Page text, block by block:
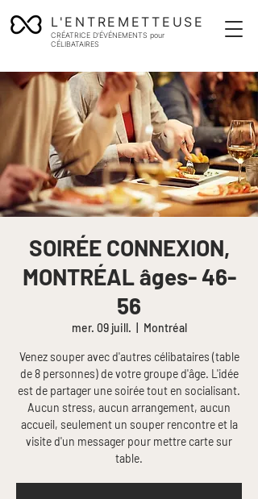
L'ENTREMETTEUSE
CRÉATRICE D'ÉVÉNEMENTS pour
CÉLIBATAIRES
SOIRÉE CONNEXION,
MONTRÉAL âges- 46-
56
mer. 09 juill. Montréal
Venez souper avec d'autres célibataires (table
de 8 personnes) de votre groupe d'âge. L'idée
est de partager une soirée tout en socialisant.
Aucun stress, aucun arrangement, aucun
accueil, seulement un souper rencontre et la
visite d'un messager pour mettre carte sur
table.